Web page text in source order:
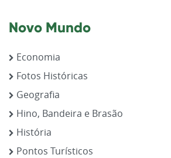
Novo Mundo
Economia
Fotos Históricas
Geografia
Hino, Bandeira e Brasão
História
Pontos Turísticos